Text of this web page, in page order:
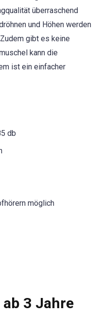
überraschend
und Höhen werden
gibt es keine
kann die
ist ein einfacher
db
möglich
3 Jahre